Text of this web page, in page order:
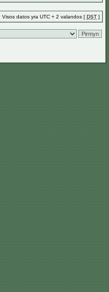
Visos datos yra UTC + 2 valandos [ DST ]